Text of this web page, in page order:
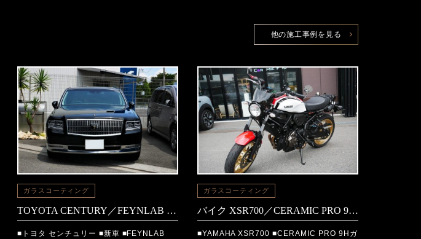
他の施工事例を見る
ガラスコーティング
TOYOTA CENTURY／FEYNLAB CERAMIC ULTRA＋FEYNLAB CERAMIC LITEコーティング施工
■トヨタ センチュリー ■新車 ■FEYNLAB
ガラスコーティング
バイク XSR700／CERAMIC PRO 9Hコーティング施工
■YAMAHA XSR700 ■CERAMIC PRO 9Hガ